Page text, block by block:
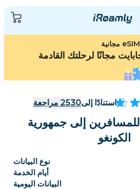
استنادًا إلى2530 مراجعة
باقات eSIM للمسافرين إلى جمهورية
الكونغو
نوع البيانات
أيام الخدمة
البيانات اليومية